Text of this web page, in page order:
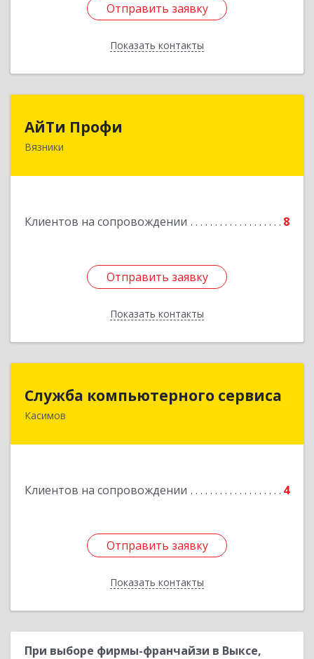
Отправить заявку
Показать контакты
Отправить заявку
Назад
АйТи Профи
Вязники
Клиентов на сопровождении 8
Отправить заявку
Показать контакты
Отправить заявку
Назад
Служба компьютерного сервиса
Касимов
Клиентов на сопровождении 4
Отправить заявку
Показать контакты
Служба компьютерного сервиса
391300, Рязанская обл., г.Касимов, ул.Советская
Отправить заявку
Назад
При выборе фирмы-франчайзи в Выксе,